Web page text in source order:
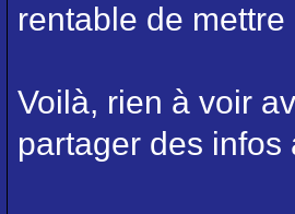
rentable de
Voilà, rien à voir
partager des infos